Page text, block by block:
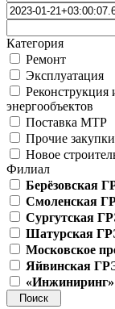
Категория
Ремонт
Эксплуатация
Реконструкция
энергообъектов
Поставка МТР
Прочие закупки
Новое
Филиал
Берёзовская
Смоленская
Сургутская
Шатурская
Московское
Яйвинская